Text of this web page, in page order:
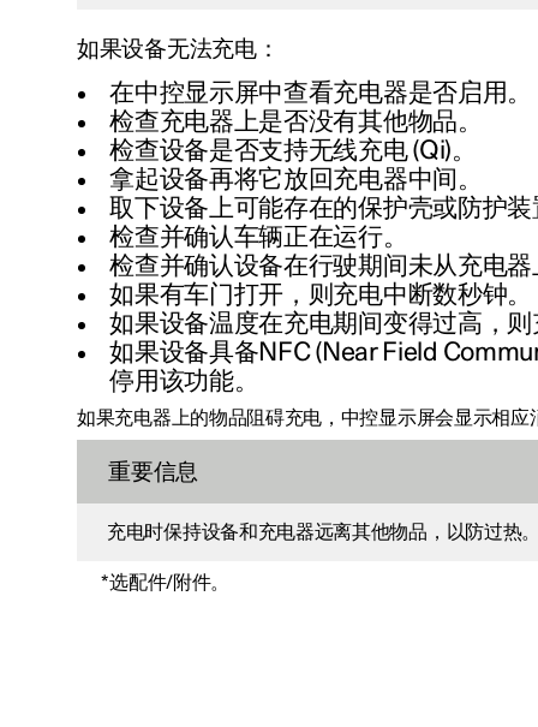
如果设备无法充电：
在中控显示屏中查看充电器是否启用。
检查充电器上是否没有其他物品。
检查设备是否支持无线充电 (Qi)。
拿起设备再将它放回充电器中间。
取下设备上可能存在的保护壳或防护装
检查并确认车辆正在运行。
检查并确认设备在行驶期间未从充电
如果有车门打开，则充电中断数秒钟。
如果设备温度在充电期间变得过高，
如果设备具备NFC (Near Field
停用该功能。
如果充电器上的物品阻碍充电，中控显示屏会显示相应
重要信息
充电时保持设备和充电器远离其他物品，以防过热
*选配件/附件。